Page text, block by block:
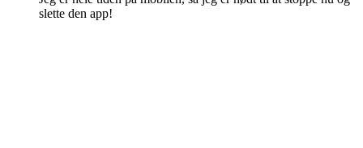
slette den app!